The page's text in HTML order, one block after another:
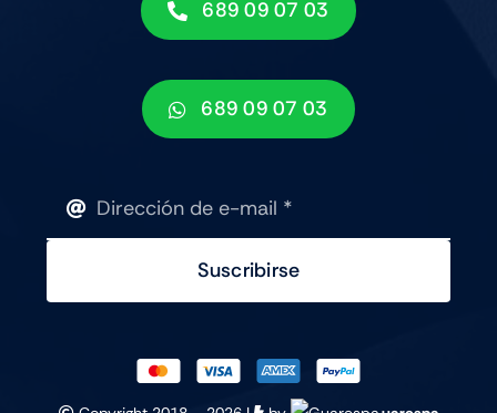
689 09 07 03
689 09 07 03
Suscribirse